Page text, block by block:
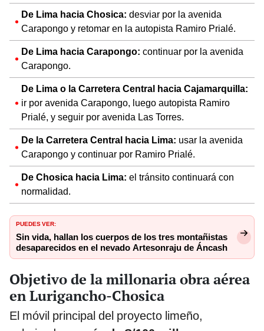
De Lima hacia Chosica: desviar por la avenida
Carapongo y retomar en la autopista Ramiro Prialé.
De Lima hacia Carapongo: continuar por la avenida
Carapongo.
De Lima o la Carretera Central hacia Cajamarquilla:
ir por avenida Carapongo, luego autopista Ramiro
Prialé, y seguir por avenida Las Torres.
De la Carretera Central hacia Lima: usar la avenida
Carapongo y continuar por Ramiro Prialé.
De Chosica hacia Lima: el tránsito continuará con
normalidad.
PUEDES VER:
Sin vida, hallan los cuerpos de los tres montañistas
desaparecidos en el nevado Artesonraju de Áncash
Objetivo de la millonaria obra aérea
en Lurigancho-Chosica
El móvil principal del proyecto limeño,